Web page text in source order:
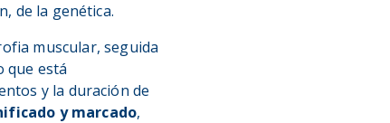
de la genética.
muscular, seguida
que está
y la duración de
y marcado,